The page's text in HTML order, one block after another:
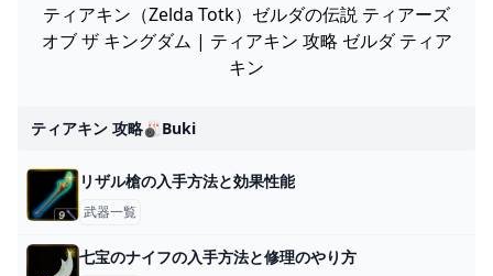
ティアキン（Zelda Totk）ゼルダの伝説 ティアーズ
オブ ザ キングダム | ティアキン 攻略 ゼルダ ティア
キン
ティアキン 攻略🎳buki
リザル槍の入手方法と効果性能
武器一覧
七宝のナイフの入手方法と修理のやり方